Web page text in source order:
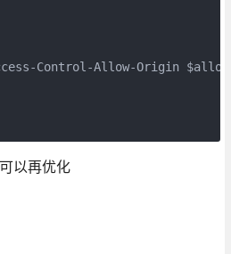
Control-Allow-Origin
以再优化